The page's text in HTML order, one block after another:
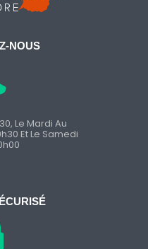
NOUS
Le Mardi Au
Et Le Samedi